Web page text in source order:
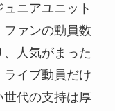
ニアユニット
ファンの動員数
人気がまった
ライブ動員だけ
世代の支持は厚